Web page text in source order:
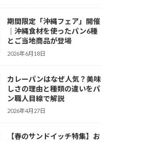
期間限定「沖縄フェア」開催
｜沖縄食材を使ったパン6種
とご当地商品が登場
2026年6月18日
カレーパンはなぜ人気？美味
しさの理由と種類の違いをパ
ン職人目線で解説
2026年4月27日
【春のサンドイッチ特集】お